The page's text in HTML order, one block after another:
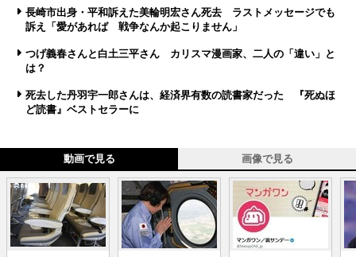
長崎市出身・平和訴えた美輪明宏さん死去 ラストメッセージでも
訴え「愛があれば 戦争なんか起こりません」
つげ義春さんと白土三平さん カリスマ漫画家、二人の「違い」と
は？
死去した丹羽宇一郎さんは、経済界有数の読書家だった 『死ぬほ
ど読書』ベストセラーに
動画で見る 画像で見る